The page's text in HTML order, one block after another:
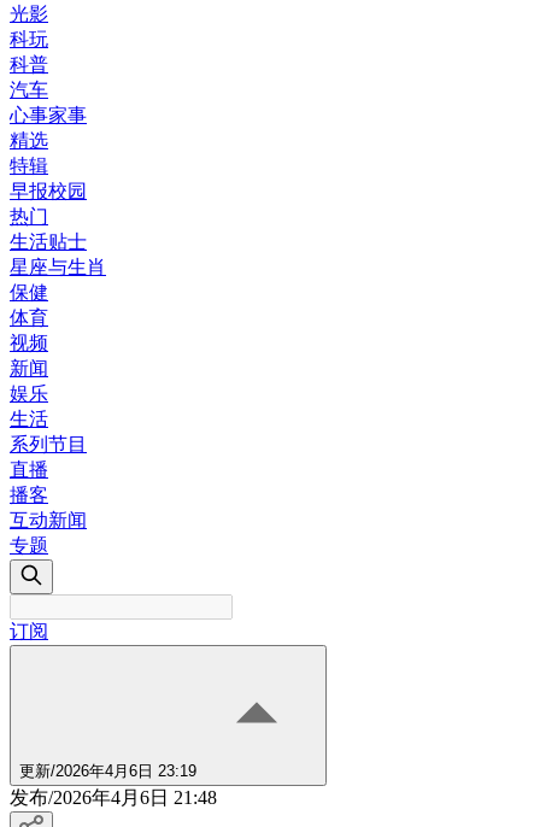
光影
科玩
科普
汽车
心事家事
精选
特辑
早报校园
热门
生活贴士
星座与生肖
保健
体育
视频
新闻
娱乐
生活
系列节目
直播
播客
互动新闻
专题
订阅
更新/2026年4月6日 23:19
发布/2026年4月6日 21:48